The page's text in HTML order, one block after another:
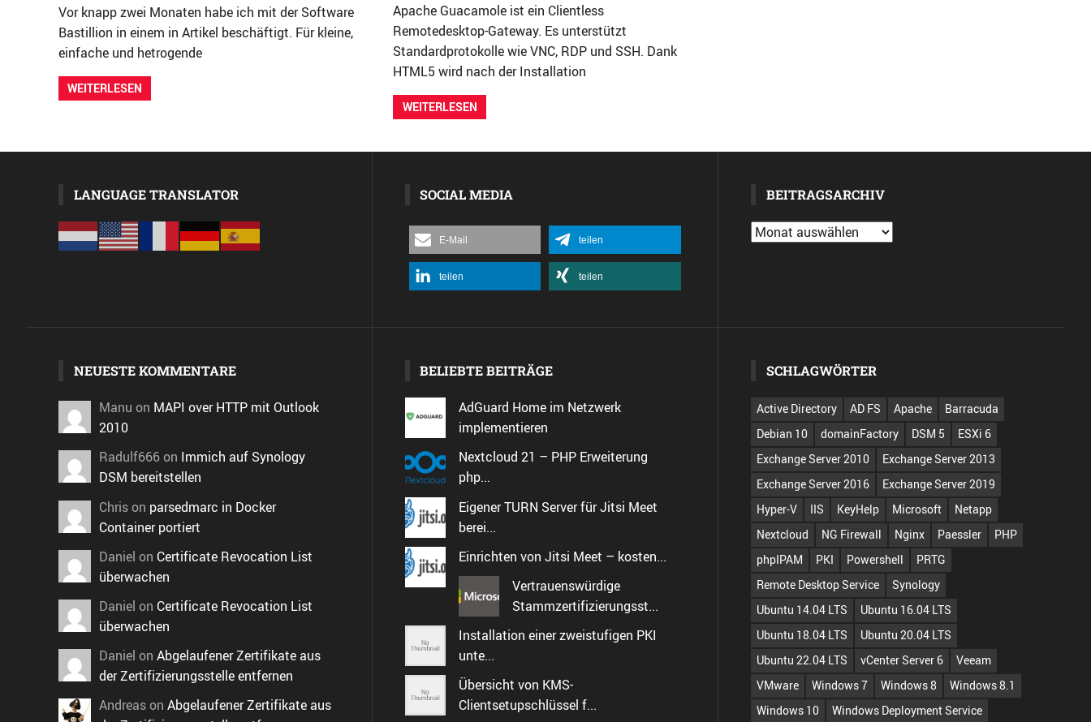
Vor knapp zwei Monaten habe ich mit der Software
Bastillion in einem in Artikel beschäftigt. Für kleine,
einfache und hetrogende
WEITERLESEN
Apache Guacamole ist ein Clientless
Remotedesktop-Gateway. Es unterstützt
Standardprotokolle wie VNC, RDP und SSH. Dank
HTML5 wird nach der Installation
WEITERLESEN
LANGUAGE TRANSLATOR SOCIAL MEDIA
E-Mail teilen
teilen teilen
BEITRAGSARCHIV
Beitragsarchiv
NEUESTE KOMMENTARE
Manu on MAPI over HTTP mit Outlook
2010
Radulf666on Immich auf Synology
DSM bereitstellen
Chrison parsedmarc in Docker
Container portiert
Daniel on Certificate Revocation List
überwachen
Daniel on Certificate Revocation List
überwachen
Daniel on Abgelaufener Zertifikate aus
der Zertifizierungsstelle entfernen
Andreason Abgelaufener Zertifikate aus
BELIEBTE BEITRÄGE
AdGuard Home im Netzwerk
implementieren
Nextcloud 21 – PHP Erweiterung
php...
Eigener TURN Server für Jitsi Meet
berei...
Einrichten von Jitsi Meet – kosten...
Vertrauenswürdige
Stammzertifizierungsst...
Installation einer zweistufigen PKI
unte...
Übersicht von KMS-
Clientsetupschlüssel f...
SCHLAGWÖRTER
Active Directory AD FS Apache
Barracuda
Debian 10
domainFactory DSM 5
ESXi 6
Exchange Server 2010
Exchange Server 2013
Exchange Server 2016
Exchange Server 2019
Hyper-V
IIS KeyHelp Microsoft
Netapp
Nextcloud
NG Firewall Nginx Paessler
PHP
phpIPAM
PKI Powershell
PRTG
Remote Desktop Service
Synology
Ubuntu 14.04 LTS
Ubuntu 16.04 LTS
Ubuntu 18.04 LTS
Ubuntu 20.04 LTS
Ubuntu 22.04 LTS
vCenter Server 6
Veeam
VMware
Windows 7 Windows 8
Windows 8.1
Windows 10
Windows Deployment Service